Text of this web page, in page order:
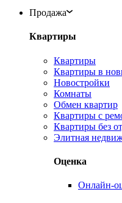
Продажа
Квартиры
Квартиры
Квартиры в
Новостройки
Комнаты
Обмен квартир
Квартиры с
Квартиры без
Элитная
Оценка
Онлайн-